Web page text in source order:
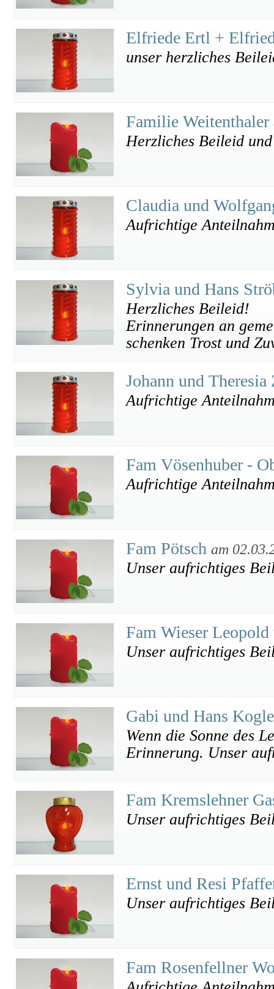
Elfriede Ertl +
unser herzliches
Familie Weitenthaler
Herzliches Beileid
Claudia und
Aufrichtige
Sylvia und Hans
Herzliches Beileid!
Erinnerungen an
schenken Trost und
Johann und
Aufrichtige
Fam Vösenhuber -
Aufrichtige
Fam Pötsch am
Unser aufrichtiges
Fam Wieser
Unser aufrichtiges
Gabi und Hans
Wenn die Sonne des
Erinnerung. Unser
Fam Kremslehner
Unser aufrichtiges
Ernst und Resi
Unser aufrichtiges
Fam Rosenfellner